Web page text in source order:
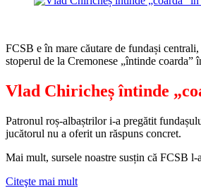
FCSB e în mare căutare de fundași
stoperul de la Cremonese „întinde
Vlad Chiricheș întinde
Patronul roș-albaștrilor i-a pregătit
jucătorul nu a oferit un răspuns concret.
Mai mult, sursele noastre susțin că FCSB
Citeşte mai mult